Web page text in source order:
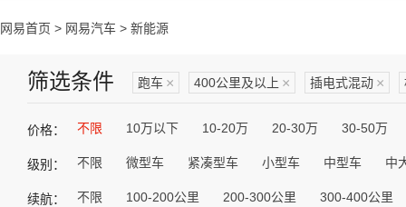
网易首页 > 网易汽车 > 新能源
筛选条件 跑车 × 400公里及以上 × 插电式混动 ×
价格： 不限 10万以下 10-20万 20-30万 30-50万
级别： 不限 微型车 紧凑型车 小型车 中型车 中
续航： 不限 100-200公里 200-300公里 300-400公里